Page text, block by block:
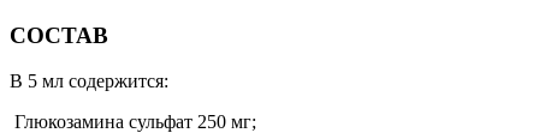
СОСТАВ
В 5 мл содержится:
Глюкозамина сульфат 250 мг;